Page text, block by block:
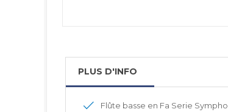
PLUS D'INFO
Flûte basse en Fa Serie